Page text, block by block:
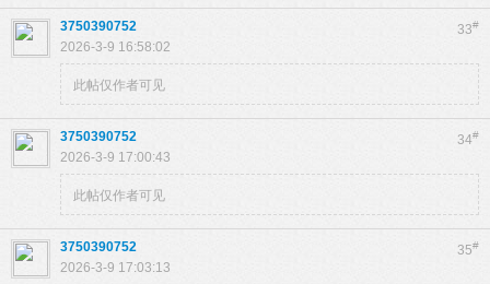
33#
3750390752
2026-3-9 16:58:02
此帖仅作者可见
34#
3750390752
2026-3-9 17:00:43
此帖仅作者可见
35#
3750390752
2026-3-9 17:03:13